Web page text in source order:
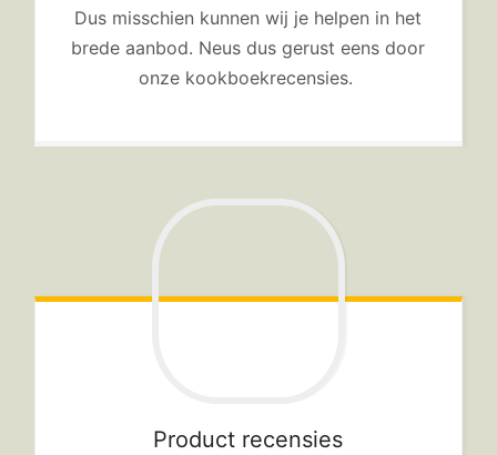
Dus misschien kunnen wij je helpen in het
brede aanbod. Neus dus gerust eens door
onze kookboekrecensies.
Product recensies